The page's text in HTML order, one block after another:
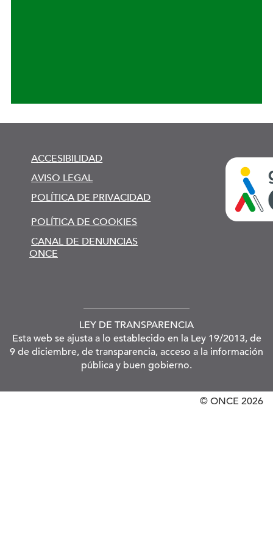
ACCESIBILIDAD
AVISO LEGAL
POLÍTICA DE PRIVACIDAD
POLÍTICA DE COOKIES
CANAL DE DENUNCIAS
ONCE
LEY DE TRANSPARENCIA
Esta web se ajusta a lo establecido en la Ley 19/2013, de
9 de diciembre, de transparencia, acceso a la información
pública y buen gobierno.
© ONCE 2026